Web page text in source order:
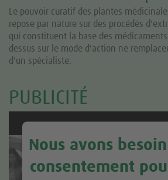
Le pouvoir curatif des plantes
repose par nature sur des procédés
qui constituent la base des
dessus sur le mode d'action ne
d'un spécialiste.
PUBLICITÉ
Nous avons
consentement